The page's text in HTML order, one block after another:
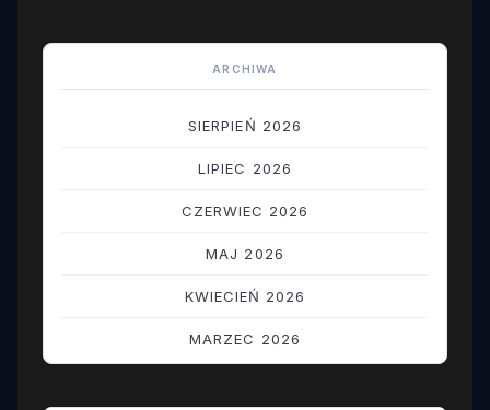
ARCHIWA
SIERPIEŃ 2026
LIPIEC 2026
CZERWIEC 2026
MAJ 2026
KWIECIEŃ 2026
MARZEC 2026